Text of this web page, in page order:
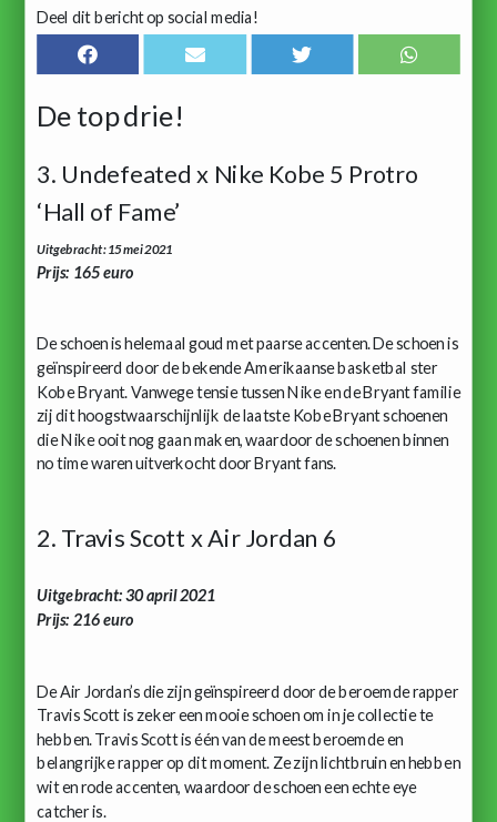
Deel dit bericht op social media!
De top drie!
3. Undefeated x Nike Kobe 5 Protro
‘Hall of Fame’
Uitgebracht: 15 mei 2021
Prijs: 165 euro
De schoen is helemaal goud met paarse accenten. De schoen is
geïnspireerd door de bekende Amerikaanse basketbal ster
Kobe Bryant. Vanwege tensie tussen Nike en de Bryant familie
zij dit hoogstwaarschijnlijk de laatste Kobe Bryant schoenen
die Nike ooit nog gaan maken, waardoor de schoenen binnen
no time waren uitverkocht door Bryant fans.
2. Travis Scott x Air Jordan 6
Uitgebracht: 30 april 2021
Prijs: 216 euro
De Air Jordan’s die zijn geïnspireerd door de beroemde rapper
Travis Scott is zeker een mooie schoen om in je collectie te
hebben. Travis Scott is één van de meest beroemde en
belangrijke rapper op dit moment. Ze zijn lichtbruin en hebben
wit en rode accenten, waardoor de schoen een echte eye
catcher is.